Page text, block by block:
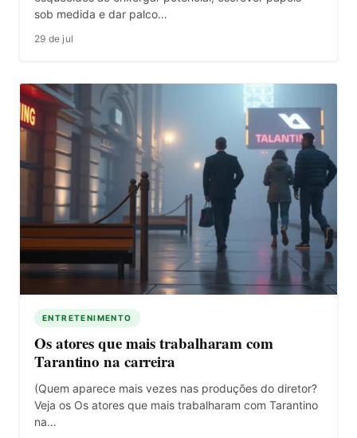
sob medida e dar palco…
29 de jul
ENTRETENIMENTO
Os atores que mais trabalharam com
Tarantino na carreira
(Quem aparece mais vezes nas produções do diretor?
Veja os Os atores que mais trabalharam com Tarantino
na…